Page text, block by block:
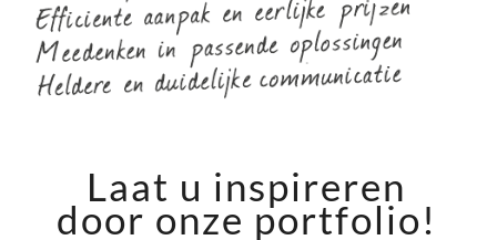
Laat u inspireren
door onze portfolio!